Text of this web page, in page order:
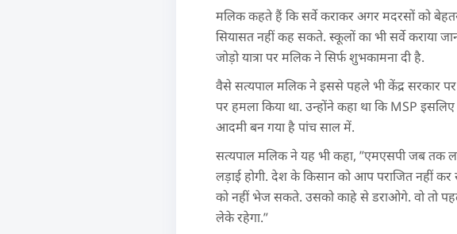
मलिक कहते हैं कि सर्वे कराकर अगर मदरसों को
सियासत नहीं कह सकते. स्कूलों का भी सर्वे कराया
जोड़ो यात्रा पर मलिक ने सिर्फ शुभकामना दी है.
वैसे सत्यपाल मलिक ने इससे पहले भी केंद्र सरकार पर
पर हमला किया था. उन्होंने कहा था कि MSP इसलिए
आदमी बन गया है पांच साल में.
सत्यपाल मलिक ने यह भी कहा, ”एमएसपी जब तक
लड़ाई होगी. देश के किसान को आप पराजित नहीं
को नहीं भेज सकते. उसको काहे से डराओगे. वो तो
लेके रहेगा.”